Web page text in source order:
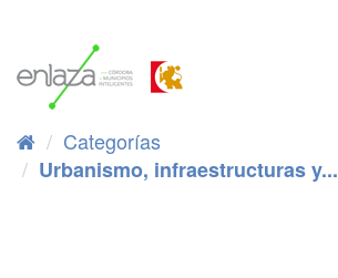
Categorías
Urbanismo, infraestructuras y...